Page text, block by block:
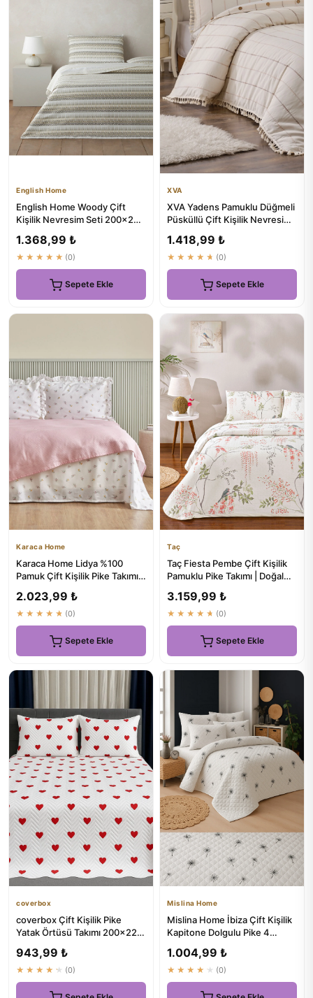
English Home
English Home Woody Çift
Kişilik Nevresim Seti 200x220
1.368,99 ₺
★★★★★ (0)
Sepete Ekle
XVA
XVA Yadens Pamuklu Düğmeli
Püsküllü Çift Kişilik Nevresim
1.418,99 ₺
★★★★★ (0)
Sepete Ekle
Karaca Home
Karaca Home Lidya %100
Pamuk Çift Kişilik Pike Takımı
2.023,99 ₺
★★★★★ (0)
Sepete Ekle
Taç
Taç Fiesta Pembe Çift Kişilik
Pamuklu Pike Takımı | Doğal
3.159,99 ₺
★★★★★ (0)
Sepete Ekle
coverbox
coverbox Çift Kişilik Pike
Yatak Örtüsü Takımı 200x220
943,99 ₺
★★★★★ (0)
Mislina Home
Mislina Home İbiza Çift Kişilik
Kapitone Dolgulu Pike 4
1.004,99 ₺
★★★★★ (0)